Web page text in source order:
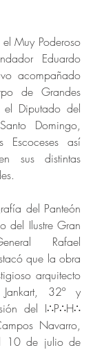
Muy Poderoso
Eduardo
acompañado
de Grandes
el Diputado del
Domingo,
Escoceses así
sus distintas
del Panteón
del Ilustre Gran
Rafael
que la obra
arquitecto
32º y
del I∴P∴H∴
Navarro,
10 de julio de